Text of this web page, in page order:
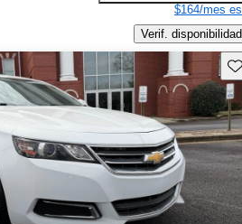
$164/mes
Verif. disponibilidad